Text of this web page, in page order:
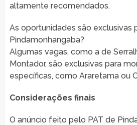
altamente recomendados.
As oportunidades são exclusivas
Pindamonhangaba?
Algumas vagas, como a de
Montador, são exclusivas para
específicas, como Araretama ou
Considerações finais
O anúncio feito pelo PAT de